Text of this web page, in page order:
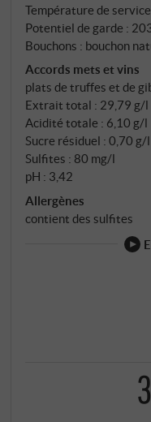
Température de
Potentiel de garde :
Bouchons : bouchon
Accords mets et vins
plats de truffes et de
Extrait total : 29,79 g/l
Acidité totale : 6,10 g/l
Sucre résiduel : 0,70 g/l
Sulfites : 80 mg/l
pH : 3,42
Allergènes
contient des sulfites